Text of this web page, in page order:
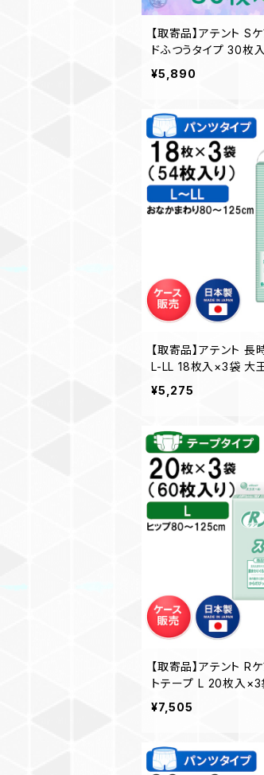
【取寄品】アテント S
ドふつうタイプ 30枚
介護 業務用 【ケース
（一部地域を除く）
¥5,890
【取寄品】アテント 長
L-LL 18枚入×3袋 大
用 【ケース販売】◎送
を除く）
¥5,275
【取寄品】アテント R
トテープ L 20枚入×3袋 大王製紙 介護
業務用 【ケース販売
地域を除く）
¥7,505